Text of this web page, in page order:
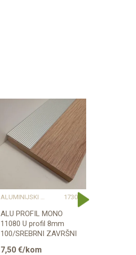
ALUMINIJSKI PROFILI 17305
ALU PROFIL MONO
11080 U profil 8mm
100/SREBRNI ZAVRŠNI
7,50 €/kom